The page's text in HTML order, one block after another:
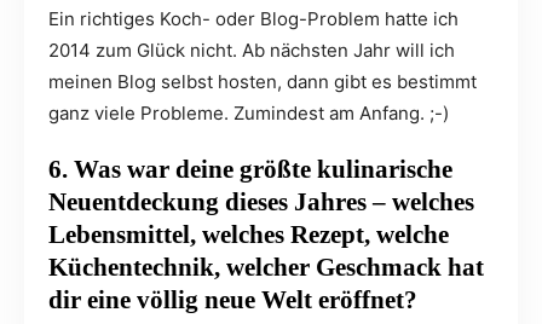
Ein richtiges Koch- oder Blog-Problem hatte ich
2014 zum Glück nicht. Ab nächsten Jahr will ich
meinen Blog selbst hosten, dann gibt es bestimmt
ganz viele Probleme. Zumindest am Anfang. ;-)
6. Was war deine größte kulinarische
Neuentdeckung dieses Jahres – welches
Lebensmittel, welches Rezept, welche
Küchentechnik, welcher Geschmack hat
dir eine völlig neue Welt eröffnet?